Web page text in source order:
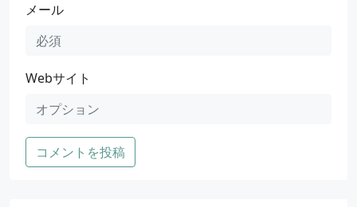
メール
Webサイト
コメントを投稿